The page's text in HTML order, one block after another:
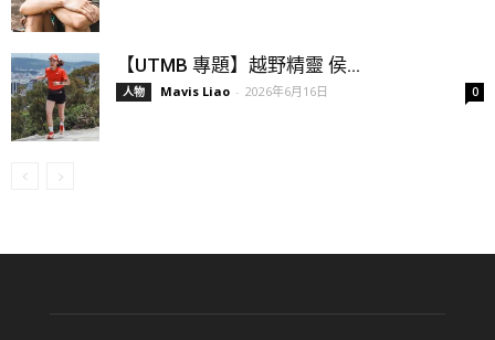
【UTMB 專題】越野精靈 侯...
人物 Mavis Liao - 2026年6月16日 0